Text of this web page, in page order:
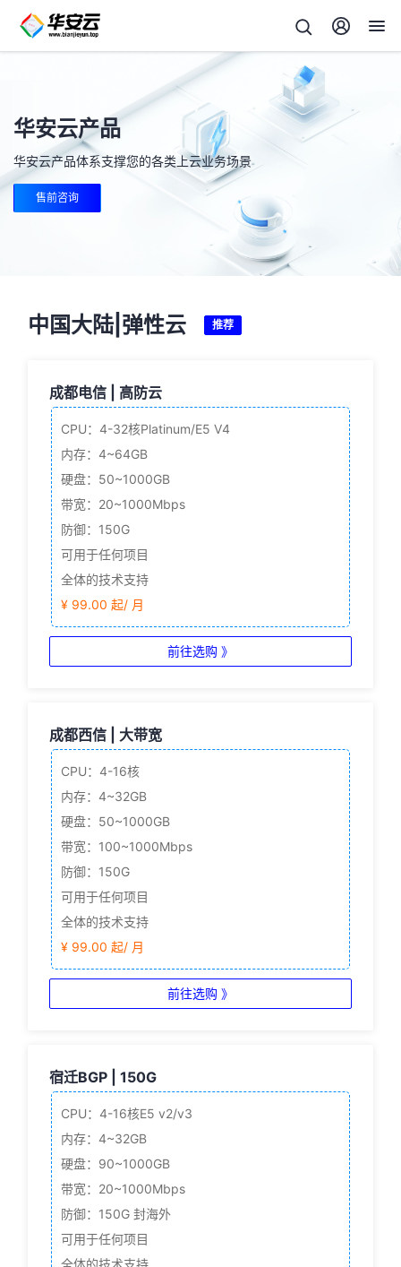
华安云产品
华安云产品体系支撑您的各类上云业务场景
售前咨询
中国大陆|弹性云 推荐
成都电信 | 高防云
CPU：4-32核Platinum/E5 V4
内存：4~64GB
硬盘：50~1000GB
带宽：20~1000Mbps
防御：150G
可用于任何项目
全体的技术支持
¥ 99.00 起/ 月
前往选购 》
成都西信 | 大带宽
CPU：4-16核
内存：4~32GB
硬盘：50~1000GB
带宽：100~1000Mbps
防御：150G
可用于任何项目
全体的技术支持
¥ 99.00 起/ 月
前往选购 》
宿迁BGP | 150G
CPU：4-16核E5 v2/v3
内存：4~32GB
硬盘：90~1000GB
带宽：20~1000Mbps
防御：150G 封海外
可用于任何项目
全体的技术支持